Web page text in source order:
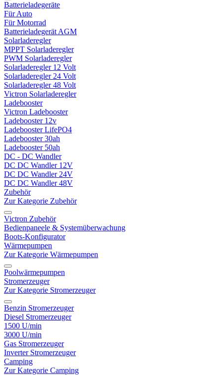
Batterieladegeräte
Für Auto
Für Motorrad
Batterieladegerät AGM
Solarladeregler
MPPT Solarladeregler
PWM Solarladeregler
Solarladeregler 12 Volt
Solarladeregler 24 Volt
Solarladeregler 48 Volt
Victron Solarladeregler
Ladebooster
Victron Ladebooster
Ladebooster 12v
Ladebooster LifePO4
Ladebooster 30ah
Ladebooster 50ah
DC - DC Wandler
DC DC Wandler 12V
DC DC Wandler 24V
DC DC Wandler 48V
Zubehör
Zur Kategorie Zubehör
Victron Zubehör
Bedienpaneele & Systemüberwachung
Boots-Konfigurator
Wärmepumpen
Zur Kategorie Wärmepumpen
Poolwärmepumpen
Stromerzeuger
Zur Kategorie Stromerzeuger
Benzin Stromerzeuger
Diesel Stromerzeuger
1500 U/min
3000 U/min
Gas Stromerzeuger
Inverter Stromerzeuger
Camping
Zur Kategorie Camping